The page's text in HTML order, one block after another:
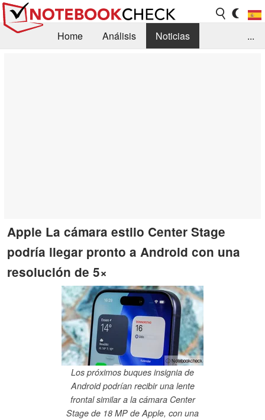
Home Análisis
Noticias
...
Apple La cámara estilo Center Stage
podría llegar pronto a Android con una
resolución de 5×
ⓘ Notebookcheck
Los próximos buques insignia de
Android podrían recibir una lente
frontal similar a la cámara Center
Stage de 18 MP de Apple, con una